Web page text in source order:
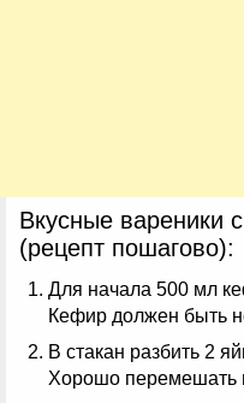
Вкусные вареники
(рецепт пошагово):
Для начала 500 мл
Кефир должен быть
В стакан разбить 2
Хорошо перемешать